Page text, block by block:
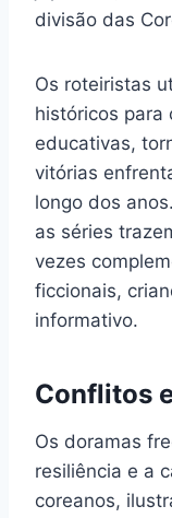
divisão das
Os roteiristas
históricos para
educativas,
vitórias
longo dos
as séries
vezes
ficcionais,
informativo.
Conflitos
Os doramas
resiliência e a
coreanos,